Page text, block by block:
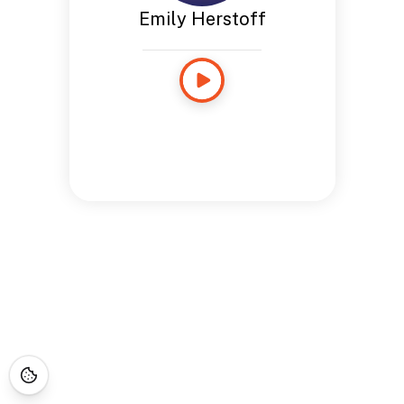
Emily Herstoff